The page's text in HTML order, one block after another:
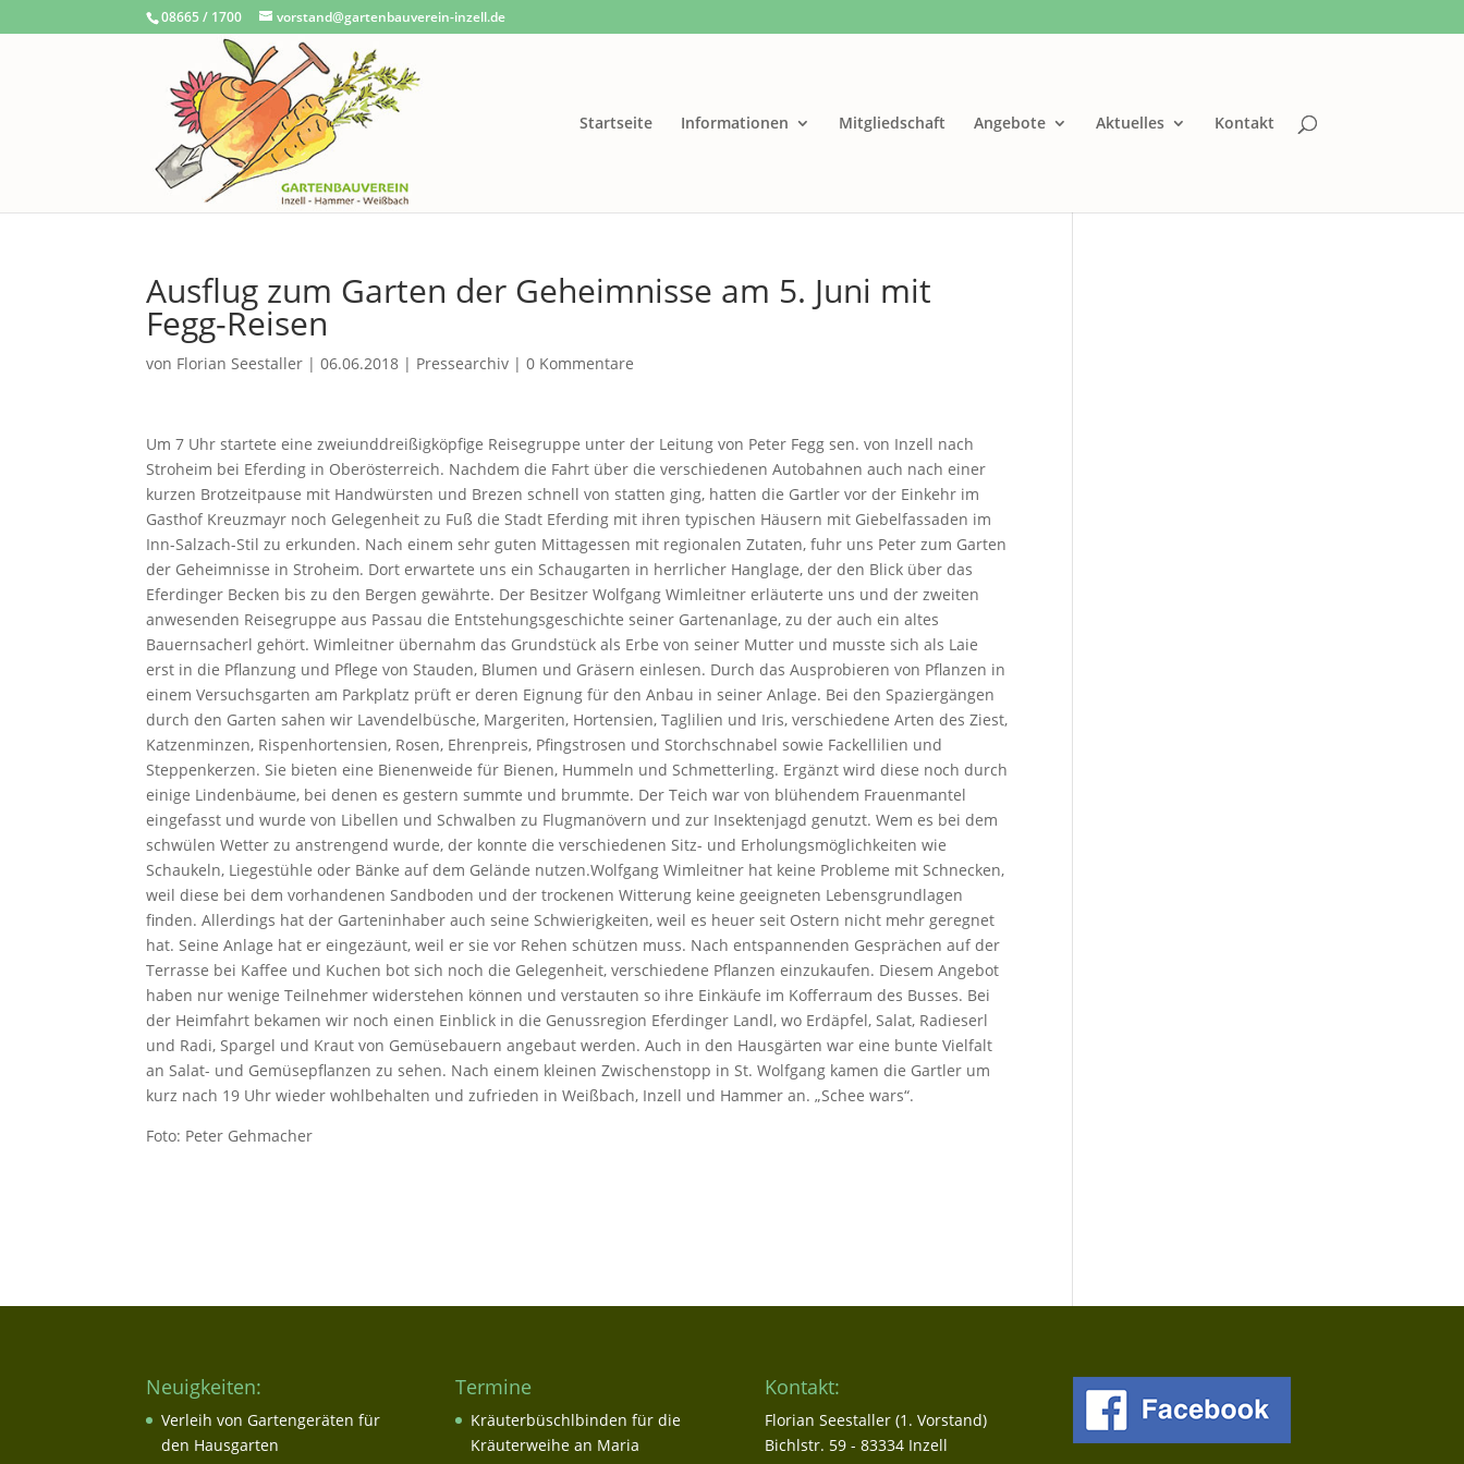
08665 / 1700 vorstand@gartenbauverein-inzell.de
Startseite Informationen Mitgliedschaft Angebote Aktuelles Kontakt
Ausflug zum Garten der Geheimnisse am 5. Juni mit
Fegg-Reisen
von Florian Seestaller |06.06.2018 | Pressearchiv |0 Kommentare
Um 7 Uhr startete eine zweiunddreißigköpfige Reisegruppe unter der Leitung von Peter Fegg sen. von Inzell nach
Stroheim bei Eferding in Oberösterreich. Nachdem die Fahrt über die verschiedenen Autobahnen auch nach einer
kurzen Brotzeitpause mit Handwürsten und Brezen schnell von statten ging, hatten die Gartler vor der Einkehr im
Gasthof Kreuzmayr noch Gelegenheit zu Fuß die Stadt Eferding mit ihren typischen Häusern mit Giebelfassaden im
Inn-Salzach-Stil zu erkunden. Nach einem sehr guten Mittagessen mit regionalen Zutaten, fuhr uns Peter zum Garten
der Geheimnisse in Stroheim. Dort erwartete uns ein Schaugarten in herrlicher Hanglage, der den Blick über das
Eferdinger Becken bis zu den Bergen gewährte. Der Besitzer Wolfgang Wimleitner erläuterte uns und der zweiten
anwesenden Reisegruppe aus Passau die Entstehungsgeschichte seiner Gartenanlage, zu der auch ein altes
Bauernsacherl gehört. Wimleitner übernahm das Grundstück als Erbe von seiner Mutter und musste sich als Laie
erst in die Pflanzung und Pflege von Stauden, Blumen und Gräsern einlesen. Durch das Ausprobieren von Pflanzen in
einem Versuchsgarten am Parkplatz prüft er deren Eignung für den Anbau in seiner Anlage. Bei den Spaziergängen
durch den Garten sahen wir Lavendelbüsche, Margeriten, Hortensien, Taglilien und Iris, verschiedene Arten des Ziest,
Katzenminzen, Rispenhortensien, Rosen, Ehrenpreis, Pfingstrosen und Storchschnabel sowie Fackellilien und
Steppenkerzen. Sie bieten eine Bienenweide für Bienen, Hummeln und Schmetterling. Ergänzt wird diese noch durch
einige Lindenbäume, bei denen es gestern summte und brummte. Der Teich war von blühendem Frauenmantel
eingefasst und wurde von Libellen und Schwalben zu Flugmanövern und zur Insektenjagd genutzt. Wem es bei dem
schwülen Wetter zu anstrengend wurde, der konnte die verschiedenen Sitz- und Erholungsmöglichkeiten wie
Schaukeln, Liegestühle oder Bänke auf dem Gelände nutzen.Wolfgang Wimleitner hat keine Probleme mit Schnecken,
weil diese bei dem vorhandenen Sandboden und der trockenen Witterung keine geeigneten Lebensgrundlagen
finden. Allerdings hat der Garteninhaber auch seine Schwierigkeiten, weil es heuer seit Ostern nicht mehr geregnet
hat. Seine Anlage hat er eingezäunt, weil er sie vor Rehen schützen muss. Nach entspannenden Gesprächen auf der
Terrasse bei Kaffee und Kuchen bot sich noch die Gelegenheit, verschiedene Pflanzen einzukaufen. Diesem Angebot
haben nur wenige Teilnehmer widerstehen können und verstauten so ihre Einkäufe im Kofferraum des Busses. Bei
der Heimfahrt bekamen wir noch einen Einblick in die Genussregion Eferdinger Landl, wo Erdäpfel, Salat, Radieserl
und Radi, Spargel und Kraut von Gemüsebauern angebaut werden. Auch in den Hausgärten war eine bunte Vielfalt
an Salat- und Gemüsepflanzen zu sehen. Nach einem kleinen Zwischenstopp in St. Wolfgang kamen die Gartler um
kurz nach 19 Uhr wieder wohlbehalten und zufrieden in Weißbach, Inzell und Hammer an. „Schee wars“.
Foto: Peter Gehmacher
Neuigkeiten:
Verleih von Gartengeräten für
den Hausgarten
Termine
Kräuterbüschlbinden für die
Kräuterweihe an Maria
Kontakt:
Florian Seestaller (1. Vorstand)
Bichlstr. 59 - 83334 Inzell